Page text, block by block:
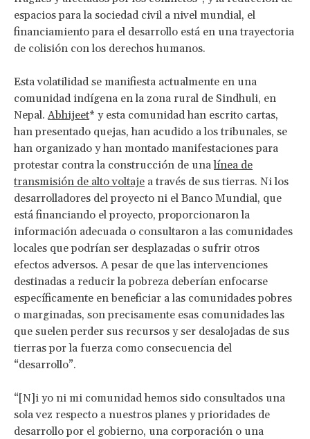
espacios para la sociedad civil a nivel mundial, el
financiamiento para el desarrollo está en una trayectoria
de colisión con los derechos humanos.
Esta volatilidad se manifiesta actualmente en una
comunidad indígena en la zona rural de Sindhuli, en
Nepal.Abhijeet* y esta comunidad han escrito cartas,
han presentado quejas, han acudido a los tribunales, se
han organizado y han montado manifestaciones para
protestar contra la construcción de unalínea de
transmisión de alto voltaje a través de sus tierras. Ni los
desarrolladores del proyecto ni el Banco Mundial, que
está financiando el proyecto, proporcionaron la
información adecuada o consultaron a las comunidades
locales que podrían ser desplazadas o sufrir otros
efectos adversos. A pesar de que las intervenciones
destinadas a reducir la pobreza deberían enfocarse
específicamente en beneficiar a las comunidades pobres
o marginadas, son precisamente esas comunidades las
que suelen perder sus recursos y ser desalojadas de sus
tierras por la fuerza como consecuencia del
“desarrollo”.
“[N]i yo ni mi comunidad hemos sido consultados una
sola vez respecto a nuestros planes y prioridades de
desarrollo por el gobierno, una corporación o una